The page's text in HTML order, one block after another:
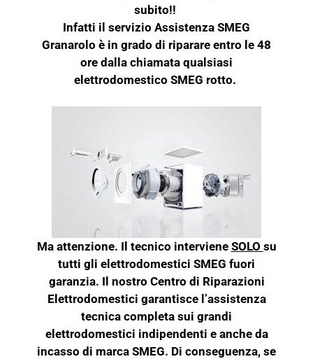
subito!!
Infatti il servizio Assistenza SMEG
Granarolo è in grado di riparare entro le 48
ore dalla chiamata qualsiasi
elettrodomestico SMEG rotto.
Ma attenzione. Il tecnico interviene SOLO su
tutti gli elettrodomestici SMEG fuori
garanzia. Il nostro Centro di Riparazioni
Elettrodomestici garantisce l’assistenza
tecnica completa sui grandi
elettrodomestici indipendenti e anche da
incasso di marca SMEG. Di conseguenza, se